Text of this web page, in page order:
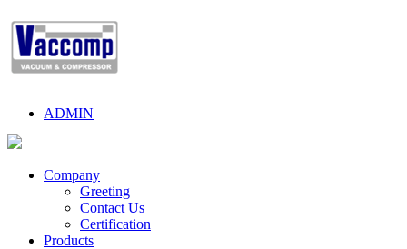
ADMIN
Company
Greeting
Contact Us
Certification
Products